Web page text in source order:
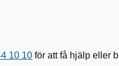
10 10 för att få hjälp eller